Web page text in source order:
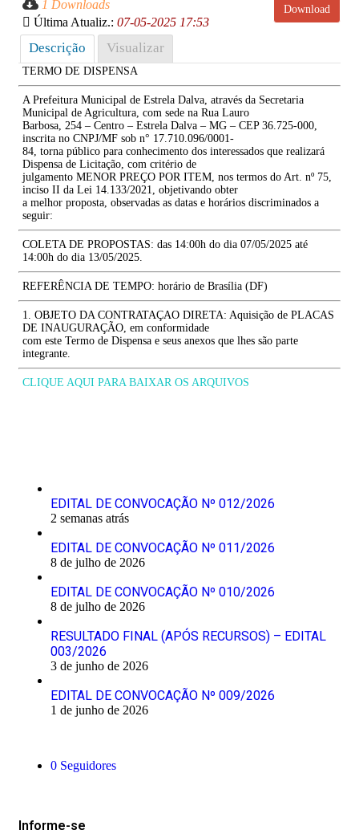
Download
1 Downloads
Última Atualiz.: 07-05-2025 17:53
Descrição Visualizar
TERMO DE DISPENSA
A Prefeitura Municipal de Estrela Dalva, através da Secretaria
Municipal de Agricultura, com sede na Rua Lauro
Barbosa, 254 – Centro – Estrela Dalva – MG – CEP 36.725-000,
inscrita no CNPJ/MF sob n° 17.710.096/0001-
84, torna público para conhecimento dos interessados que realizará
Dispensa de Licitação, com critério de
julgamento MENOR PREÇO POR ITEM, nos termos do Art. nº 75,
inciso II da Lei 14.133/2021, objetivando obter
a melhor proposta, observadas as datas e horários discriminados a
seguir:
COLETA DE PROPOSTAS: das 14:00h do dia 07/05/2025 até
14:00h do dia 13/05/2025.
REFERÊNCIA DE TEMPO: horário de Brasília (DF)
1. OBJETO DA CONTRATAÇAO DIRETA: Aquisição de PLACAS
DE INAUGURAÇÃO, em conformidade
com este Termo de Dispensa e seus anexos que lhes são parte
integrante.
CLIQUE AQUI PARA BAIXAR OS ARQUIVOS
EDITAL DE CONVOCAÇÃO Nº 012/2026
2 semanas atrás
EDITAL DE CONVOCAÇÃO Nº 011/2026
8 de julho de 2026
EDITAL DE CONVOCAÇÃO Nº 010/2026
8 de julho de 2026
RESULTADO FINAL (APÓS RECURSOS) – EDITAL
003/2026
3 de junho de 2026
EDITAL DE CONVOCAÇÃO Nº 009/2026
1 de junho de 2026
0 Seguidores
Informe-se